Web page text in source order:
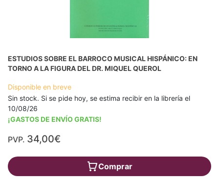
ESTUDIOS SOBRE EL BARROCO MUSICAL HISPÁNICO: EN
TORNO A LA FIGURA DEL DR. MIQUEL QUEROL
Disponible en breve
Sin stock. Si se pide hoy, se estima recibir en la librería el
10/08/26
¡GASTOS DE ENVÍO GRATIS!
PVP. 34,00€
Comprar